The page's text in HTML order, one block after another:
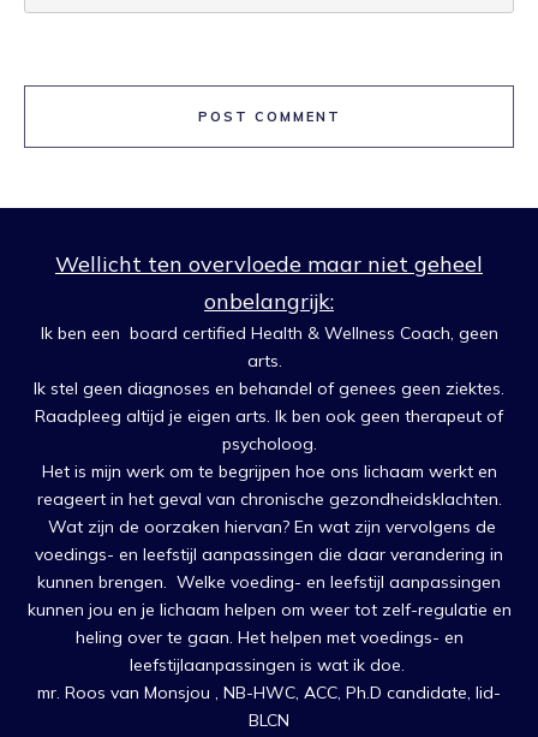
POST COMMENT
Wellicht ten overvloede maar niet geheel
onbelangrijk:
Ik ben een board certified Health & Wellness Coach, geen
arts.
Ik stel geen diagnoses en behandel of genees geen ziektes.
Raadpleeg altijd je eigen arts. Ik ben ook geen therapeut of
psycholoog.
Het is mijn werk om te begrijpen hoe ons lichaam werkt en
reageert in het geval van chronische gezondheidsklachten.
Wat zijn de oorzaken hiervan? En wat zijn vervolgens de
voedings- en leefstijl aanpassingen die daar verandering in
kunnen brengen. Welke voeding- en leefstijl aanpassingen
kunnen jou en je lichaam helpen om weer tot zelf-regulatie en
heling over te gaan. Het helpen met voedings- en
leefstijlaanpassingen is wat ik doe.
mr. Roos van Monsjou , NB-HWC, ACC, Ph.D candidate, lid-
BLCN